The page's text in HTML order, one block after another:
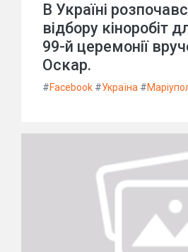
В Україні
відбору кіноробіт
99-й церемонії
Оскар.
#Facebook #Україна #